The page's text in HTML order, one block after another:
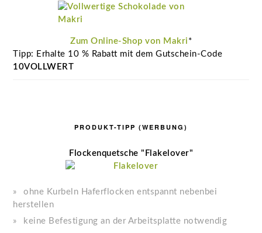
Zum Online-Shop von Makri *
Tipp: Erhalte 10 % Rabatt mit dem Gutschein-Code
10VOLLWERT
PRODUKT-TIPP (WERBUNG)
Flockenquetsche "Flakelover"
ohne Kurbeln Haferflocken entspannt nebenbei
herstellen
keine Befestigung an der Arbeitsplatte notwendig